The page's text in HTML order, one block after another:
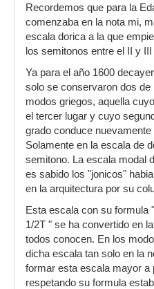
Recordemos que para la
comenzaba en la nota mi,
escala dorica a la que
los semitonos entre el II y
Ya para el año 1600
solo se conservaron dos
modos griegos, aquella
el tercer lugar y cuyo
grado conduce
Solamente en la escala de
semitono. La escala modal
es sabido los "jonicos"
en la arquitectura por su
Esta escala con su formula
1/2T " se ha convertido en
todos conocen. En los
dicha escala tan solo en la
formar esta escala mayor a
respetando su formula